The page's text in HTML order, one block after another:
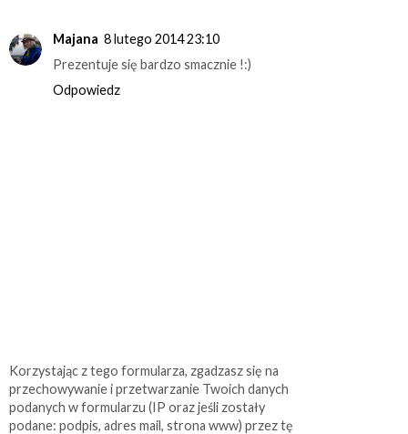
Majana 8 lutego 2014 23:10
Prezentuje się bardzo smacznie !:)
Odpowiedz
Korzystając z tego formularza, zgadzasz się na
przechowywanie i przetwarzanie Twoich danych
podanych w formularzu (IP oraz jeśli zostały
podane: podpis, adres mail, strona www) przez tę